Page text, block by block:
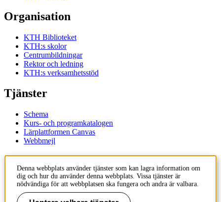
Organisation
KTH Biblioteket
KTH:s skolor
Centrumbildningar
Rektor och ledning
KTH:s verksamhetsstöd
Tjänster
Schema
Kurs- och programkatalogen
Lärplattformen Canvas
Webbmejl
KTH
100 44 Stockholm
Denna webbplats använder tjänster som kan lagra information om
dig och hur du använder denna webbplats. Vissa tjänster är
nödvändiga för att webbplatsen ska fungera och andra är valbara.